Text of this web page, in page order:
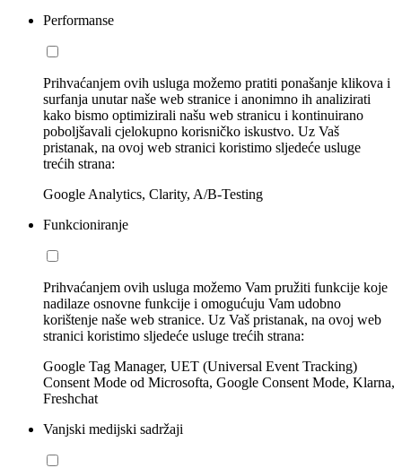
Performanse
Prihvaćanjem ovih usluga možemo pratiti ponašanje klikova i
surfanja unutar naše web stranice i anonimno ih analizirati
kako bismo optimizirali našu web stranicu i kontinuirano
poboljšavali cjelokupno korisničko iskustvo. Uz Vaš
pristanak, na ovoj web stranici koristimo sljedeće usluge
trećih strana:
Google Analytics, Clarity, A/B-Testing
Funkcioniranje
Prihvaćanjem ovih usluga možemo Vam pružiti funkcije koje
nadilaze osnovne funkcije i omogućuju Vam udobno
korištenje naše web stranice. Uz Vaš pristanak, na ovoj web
stranici koristimo sljedeće usluge trećih strana:
Google Tag Manager, UET (Universal Event Tracking)
Consent Mode od Microsofta, Google Consent Mode, Klarna,
Freshchat
Vanjski medijski sadržaji